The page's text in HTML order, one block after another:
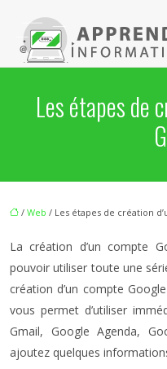
Les étapes de
/ Web / Les étapes de création
La création d’un compte
pouvoir utiliser toute une
création d’un compte
vous permet d’utiliser
Gmail, Google Agenda,
ajoutez quelques